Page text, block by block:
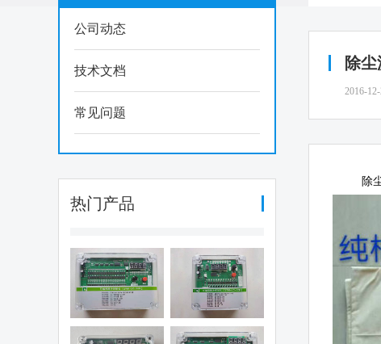
公司动态
技术文档
常见问题
热门产品
可编程脉冲控制
仪（QYM-LC-
12D)
除
2016-
除